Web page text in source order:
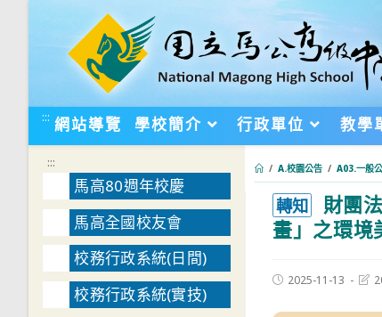
::: 網站導覽 學校簡介 行政單位 教學
/ A.校園公告 / A03.一般
轉知
財團
畫」之環境
Post2025-11-13
Post
:::
馬高80週年校慶
馬高全國校友會
校務行政系統(日間)
校務行政系統(實技)